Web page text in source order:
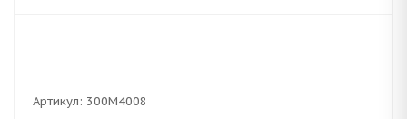
Артикул: 300M4008